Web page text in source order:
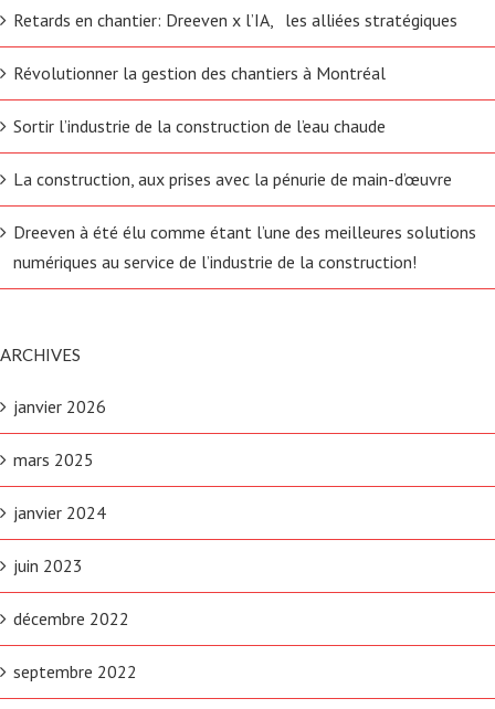
Retards en chantier: Dreeven x l’IA, les alliées stratégiques
Révolutionner la gestion des chantiers à Montréal
Sortir l’industrie de la construction de l’eau chaude
La construction, aux prises avec la pénurie de main-d’œuvre
Dreeven à été élu comme étant l’une des meilleures solutions
numériques au service de l’industrie de la construction!
ARCHIVES
janvier 2026
mars 2025
janvier 2024
juin 2023
décembre 2022
septembre 2022